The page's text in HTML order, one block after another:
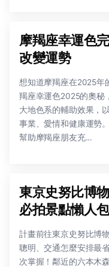
摩羯座幸運色
改變運勢
想知道摩羯座在2025年
羯座幸運色2025的奧秘
大地色系的輔助效果，
事業、愛情和健康運勢
幫助摩羯座朋友充...
東京史努比博
必拍景點懶人包
計畫前往東京史努比博
聰明、交通怎麼安排最
次掌握！鄰近的六本木